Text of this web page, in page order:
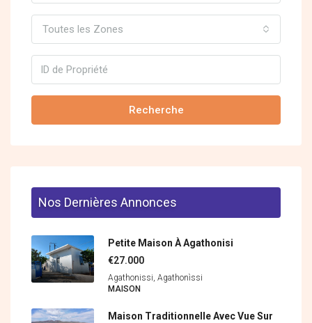
Toutes les Zones
Recherche
Nos Dernières Annonces
Petite Maison À Agathonisi
€27.000
Agathonissi, Agathonìssi
MAISON
Maison Traditionnelle Avec Vue Sur